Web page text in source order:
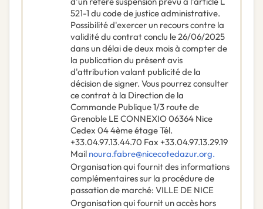
521-1 du code de justice administrative.
Possibilité d'exercer un recours contre la
validité du contrat conclu le 26/06/2025
dans un délai de deux mois à compter de
la publication du présent avis
d'attribution valant publicité de la
décision de signer. Vous pourrez consulter
ce contrat à la Direction de la
Commande Publique 1/3 route de
Grenoble LE CONNEXIO 06364 Nice
Cedex 04 4ème étage Tél.
+33.04.97.13.44.70 Fax +33.04.97.13.29.19
Mail noura.fabre@nicecotedazur.org.
Organisation qui fournit des informations
complémentaires sur la procédure de
passation de marché: VILLE DE NICE
Organisation qui fournit un accès hors